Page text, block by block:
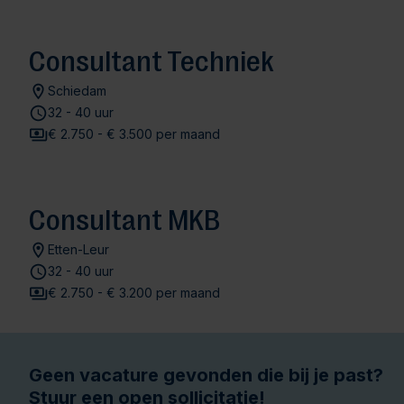
Consultant Techniek
Schiedam
32 - 40 uur
€ 2.750 - € 3.500 per maand
Consultant MKB
Etten-Leur
32 - 40 uur
€ 2.750 - € 3.200 per maand
Geen vacature gevonden die bij je past?
Stuur een open sollicitatie!